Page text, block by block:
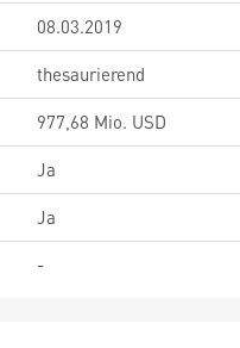
08.03.2019
thesaurierend
977,68 Mio. USD
Ja
Ja
-